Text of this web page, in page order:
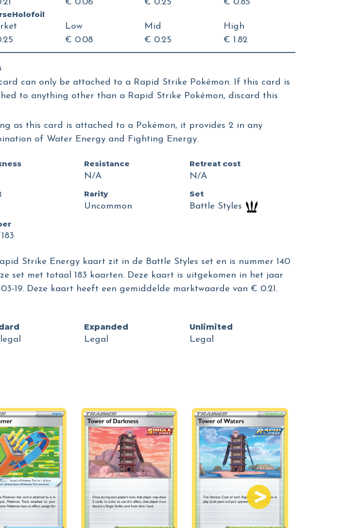
€ 0.06
€ 0.25
€ 0.85
Low
€ 0.08
Mid
€ 0.25
High
€ 1.82
can only be attached to a Rapid Strike Pokémon. If this card is
to anything other than a Rapid Strike Pokémon, discard this
as this card is attached to a Pokémon, it provides 2 in any
of Water Energy and Fighting Energy.
Resistance
N/A
Retreat cost
N/A
Rarity
Uncommon
Set
Battle Styles
Strike Energy kaart zit in de Battle Styles set en is nummer 140
set met totaal 183 kaarten. Deze kaart is uitgekomen in het jaar
03-19. Deze kaart heeft een gemiddelde marktwaarde van € 0.21.
Expanded
Legal
Unlimited
Legal